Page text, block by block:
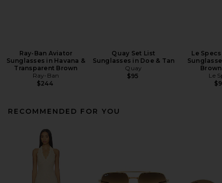
Ray-Ban Aviator
Sunglasses in Havana &
Transparent Brown
Ray-Ban
$244
Quay Set List
Sunglasses in Doe & Tan
Quay
$95
Le
Le
RECOMMENDED FOR YOU